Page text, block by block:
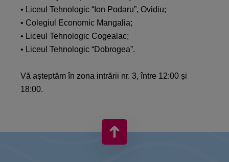
• Liceul Tehnologic “Ion Podaru”, Ovidiu;
• Colegiul Economic Mangalia;
• Liceul Tehnologic Cogealac;
• Liceul Tehnologic “Dobrogea”.
Vă așteptăm în zona intrării nr. 3, între 12:00 și
18:00.